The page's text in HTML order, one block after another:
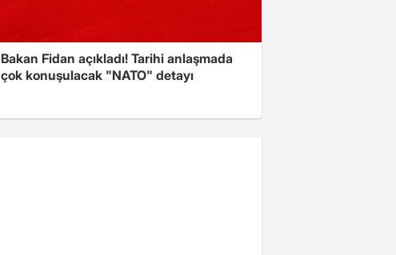
Bakan Fidan açıkladı! Tarihi anlaşmada
çok konuşulacak "NATO" detayı